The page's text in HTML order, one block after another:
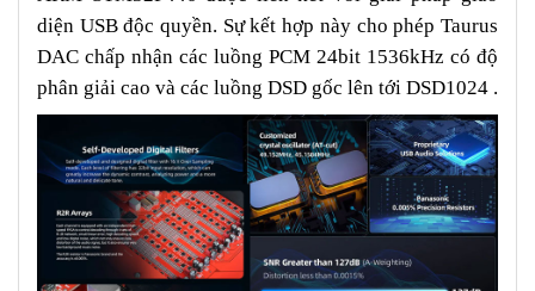
diện USB độc quyền. Sự kết hợp này cho phép Taurus
DAC chấp nhận các luồng PCM 24bit 1536kHz có độ
phân giải cao và các luồng DSD gốc lên tới DSD1024 .